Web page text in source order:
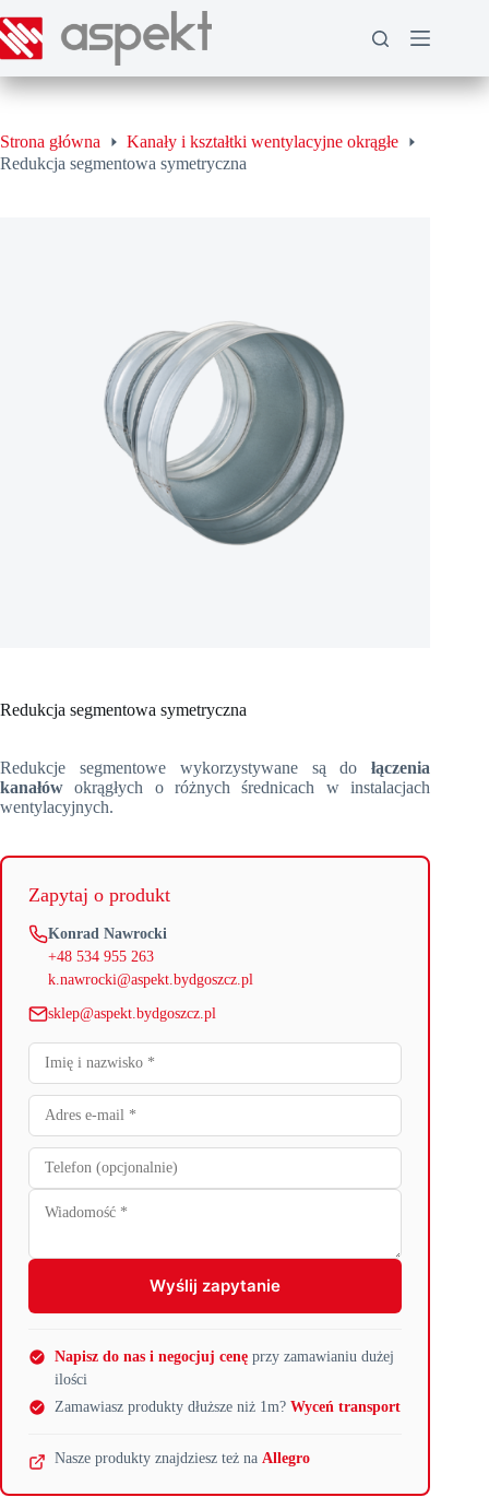
do
treści
Strona główna
Kanały i kształtki wentylacyjne okrągłe
Redukcja segmentowa symetryczna
Redukcja segmentowa symetryczna
Redukcje segmentowe wykorzystywane są dołączenia
kanałów okrągłych o różnych średnicach w instalacjach
wentylacyjnych.
Zapytaj o produkt
Konrad Nawrocki
+48 534 955 263
k.nawrocki@aspekt.bydgoszcz.pl
sklep@aspekt.bydgoszcz.pl
Wyślij zapytanie
Napisz do nas i negocjuj cenę przy zamawianiu dużej
ilości
Zamawiasz produkty dłuższe niż 1m? Wyceń transport
Nasze produkty znajdziesz też na Allegro